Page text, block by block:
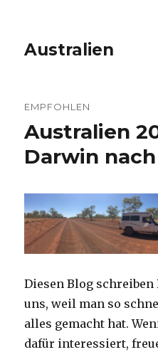
Australien
EMPFOHLEN
Australien
Darwin
Diesen Blog
uns, weil man so
alles gemacht hat.
dafür interessiert,